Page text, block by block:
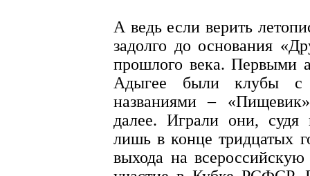
А ведь если верить
задолго до основания
прошлого века. Первыми
Адыгее были клубы
названиями –
далее. Играли они,
лишь в конце тридцатых
выхода на